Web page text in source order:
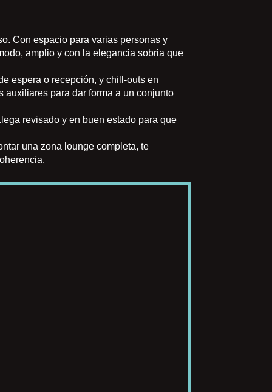
Con espacio para varias personas y
amplio y con la elegancia sobria que
espera o recepción, y chill-outs en
para dar forma a un conjunto
revisado y en buen estado para que
una zona lounge completa, te